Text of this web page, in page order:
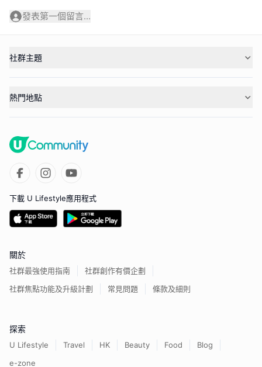
發表第一個留言...
社群主題
熱門地點
下載 U Lifestyle應用程式
關於
社群最強使用指南
社群創作有價企劃
社群焦點功能及升級計劃
常見問題 條款及細則
探索
U Lifestyle Travel HK Beauty Food
Blog
e-zone